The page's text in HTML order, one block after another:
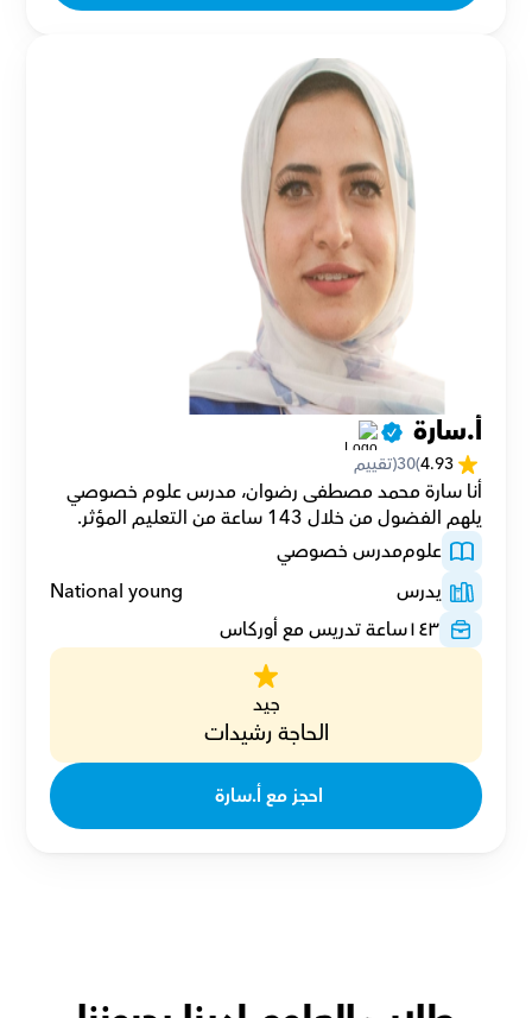
أ.سارة
4.93
(
30(تقييم
يلهم الفضول من خلال 143 ساعة من التعليم المؤثر.
علوممدرس خصوصي
يدرس
National young
١٤٣ساعة تدريس مع أوركاس
جيد
الحاجة رشيدات
احجز مع أ.سارة